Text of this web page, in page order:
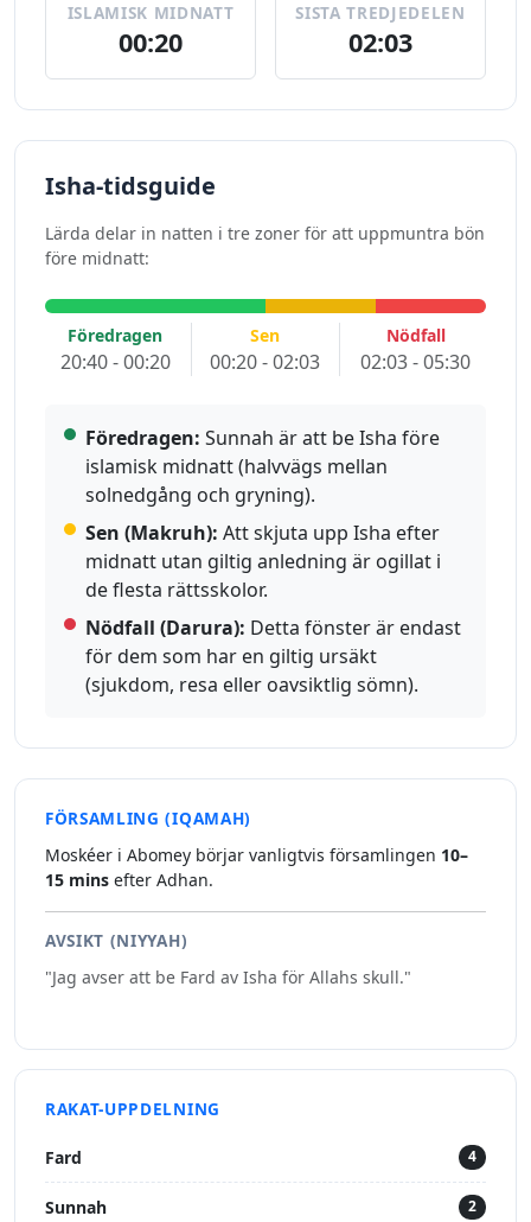
ISLAMISK MIDNATT
00:20
SISTA TREDJEDELEN
02:03
Isha-tidsguide
Lärda delar in natten i tre zoner för att uppmuntra bön
före midnatt:
Föredragen
20:40 - 00:20
Sen
00:20 - 02:03
Nödfall
02:03 - 05:30
Föredragen: Sunnah är att be Isha före
islamisk midnatt (halvvägs mellan
solnedgång och gryning).
Sen (Makruh): Att skjuta upp Isha efter
midnatt utan giltig anledning är ogillat i
de flesta rättsskolor.
Nödfall (Darura): Detta fönster är endast
för dem som har en giltig ursäkt
(sjukdom, resa eller oavsiktlig sömn).
FÖRSAMLING (IQAMAH)
Moskéer i Abomey börjar vanligtvis församlingen 10–
15 mins efter Adhan.
AVSIKT (NIYYAH)
"Jag avser att be Fard av Isha för Allahs skull."
RAKAT-UPPDELNING
Fard 4
Sunnah 2